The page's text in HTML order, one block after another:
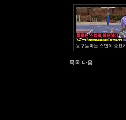
농구돌파는 스텝이 중요
목록 다음